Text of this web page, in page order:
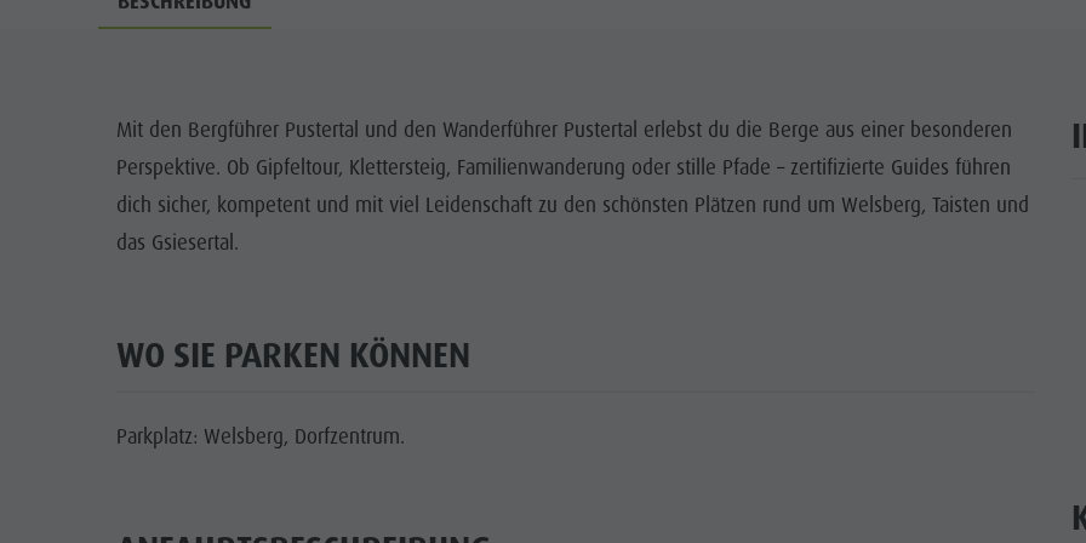
FAMILIE & KINDER
EVENTS
Cook the Mountain
Wellness
Naturparks
Das Pustertal
Guide A-Z
Mit den Bergführer Pustertal und den Wanderführer Pustertal erlebst du die Berge aus einer besonderen
Perspektive. Ob Gipfeltour, Klettersteig, Familienwanderung oder stille Pfade – zertifizierte Guides führen
dich sicher, kompetent und mit viel Leidenschaft zu den schönsten Plätzen rund um Welsberg, Taisten und
das Gsiesertal.
WO SIE PARKEN KÖNNEN
Parkplatz: Welsberg, Dorfzentrum.